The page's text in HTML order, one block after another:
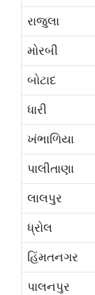
રાજુલા
મોરબી
બોટાદ
ધારી
ખંભાળિયા
પાલીતાણા
લાલપુર
ધ્રોલ
હિંમતનગર
પાલનપુર